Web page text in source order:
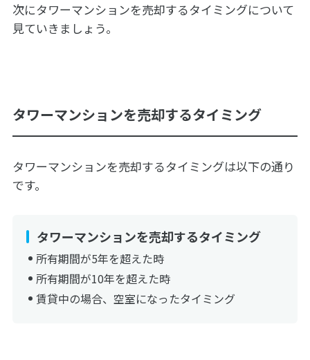
次にタワーマンションを売却するタイミングについて
見ていきましょう。
タワーマンションを売却するタイミング
タワーマンションを売却するタイミングは以下の通り
です。
タワーマンションを売却するタイミング
所有期間が5年を超えた時
所有期間が10年を超えた時
賃貸中の場合、空室になったタイミング